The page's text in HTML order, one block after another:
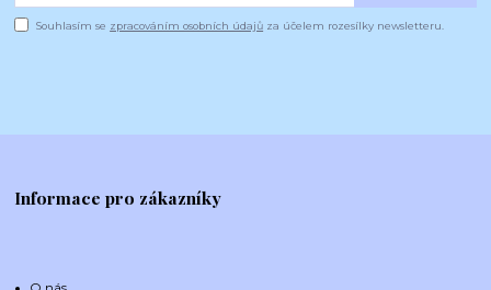
Souhlasím se zpracováním osobních údajů za účelem rozesílky newsletteru.
Informace pro zákazníky